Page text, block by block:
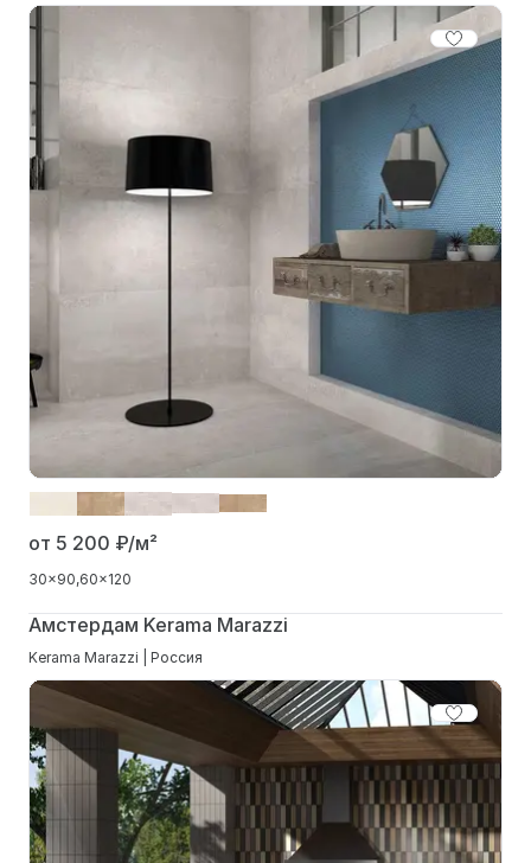
от 5 200 ₽/м²
30x90 60x120
Амстердам Kerama Marazzi
Kerama Marazzi | Россия